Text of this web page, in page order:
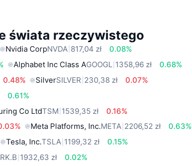
świata rzeczywistego
Nvidia CorpNVDA 817,04 zł
0.08%
Alphabet Inc Class AGOOGL 1358,96 zł
0.68%
0.48% SilverSILVER 230,38 zł
0.07%
0.61%
Co LtdTSM 1539,35 zł
0.16%
Meta Platforms, Inc.META 2206,52 zł
0.63%
Tesla, Inc.TSLA 1199,32 zł
0.15%
1932,63 zł
0.02%